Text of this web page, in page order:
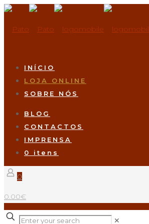
INÍCIO
LOJA ONLINE
SOBRE NÓS
BLOG
CONTACTOS
IMPRENSA
0 itens
0
0.00€
✕